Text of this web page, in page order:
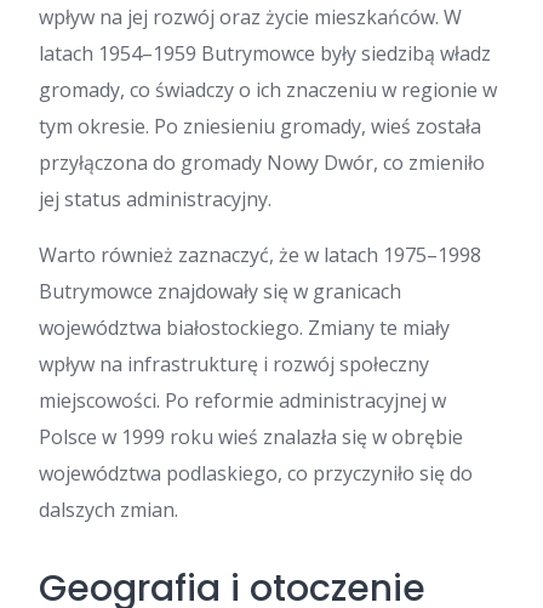
wpływ na jej rozwój oraz życie mieszkańców. W
latach 1954–1959 Butrymowce były siedzibą władz
gromady, co świadczy o ich znaczeniu w regionie w
tym okresie. Po zniesieniu gromady, wieś została
przyłączona do gromady Nowy Dwór, co zmieniło
jej status administracyjny.
Warto również zaznaczyć, że w latach 1975–1998
Butrymowce znajdowały się w granicach
województwa białostockiego. Zmiany te miały
wpływ na infrastrukturę i rozwój społeczny
miejscowości. Po reformie administracyjnej w
Polsce w 1999 roku wieś znalazła się w obrębie
województwa podlaskiego, co przyczyniło się do
dalszych zmian.
Geografia i otoczenie